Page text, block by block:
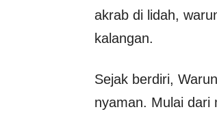
akrab di lidah,
kalangan.
Sejak berdiri,
nyaman. Mulai dari